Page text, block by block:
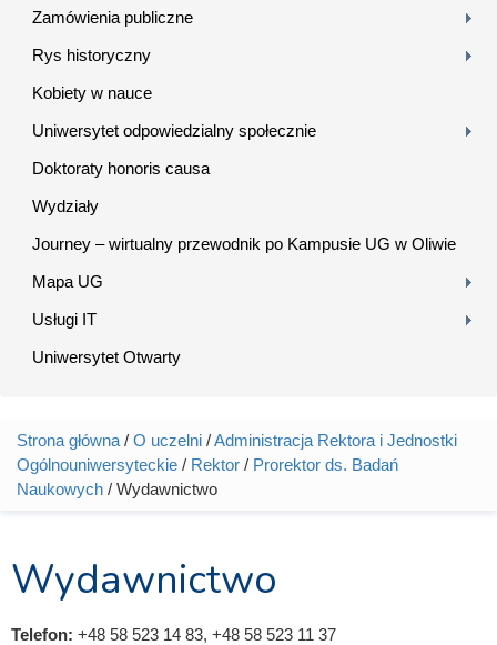
Zamówienia publiczne
Rys historyczny
Kobiety w nauce
Uniwersytet odpowiedzialny społecznie
Doktoraty honoris causa
Wydziały
Journey – wirtualny przewodnik po Kampusie UG w Oliwie
Mapa UG
Usługi IT
Uniwersytet Otwarty
Jesteś tutaj
Strona główna / O uczelni /Administracja Rektora i Jednostki
Ogólnouniwersyteckie / Rektor / Prorektor ds. Badań
Naukowych / Wydawnictwo
Wydawnictwo
Telefon: +48 58 523 14 83, +48 58 523 11 37